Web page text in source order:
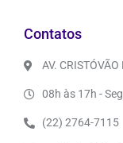
Contatos
AV.
08h às 17h -
(22) 2764-7115